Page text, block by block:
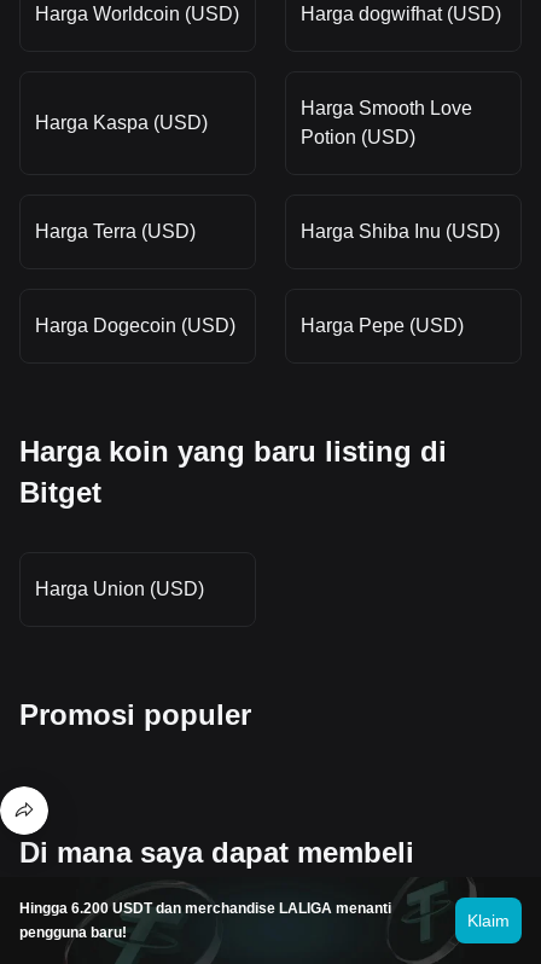
Harga Worldcoin (USD) Harga dogwifhat (USD)
Harga Kaspa (USD)
Harga Smooth Love
Potion (USD)
Harga Terra (USD) Harga Shiba Inu (USD)
Harga Dogecoin (USD) Harga Pepe (USD)
Harga koin yang baru listing di
Bitget
Harga Union (USD)
Promosi populer
Di mana saya dapat membeli
Ontology Gas (ONG)?
Hingga 6.200 USDT dan merchandise LALIGA menanti
pengguna baru!
Klaim